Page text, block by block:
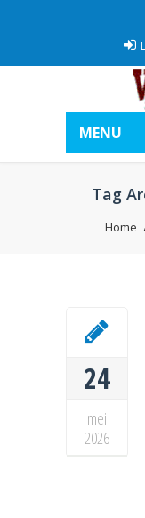
MENU
Tag
Home
24
mei
2026